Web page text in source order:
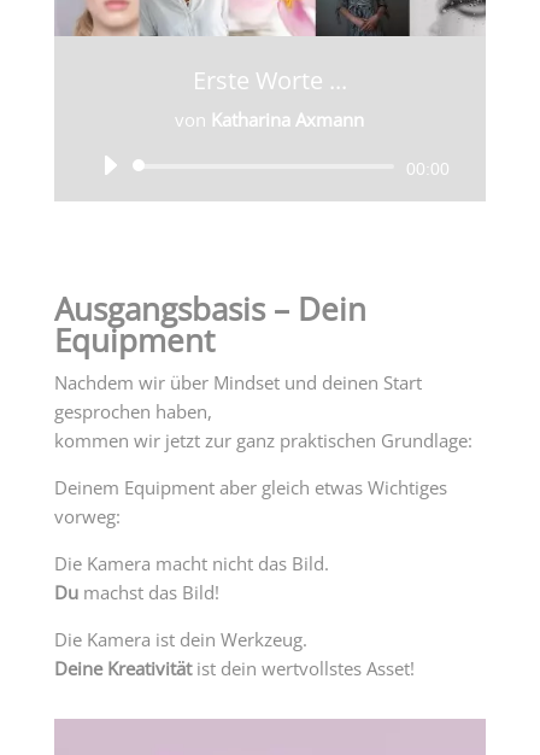
Erste Worte ...
von Katharina Axmann
Player
00:00
Ausgangsbasis – Dein
Equipment
Nachdem wir über Mindset und deinen Start
gesprochen haben,
kommen wir jetzt zur ganz praktischen Grundlage:
Deinem Equipment aber gleich etwas Wichtiges
vorweg:
Die Kamera macht nicht das Bild.
Dumachst das Bild!
Die Kamera ist dein Werkzeug.
Deine Kreativitätist dein wertvollstes Asset!